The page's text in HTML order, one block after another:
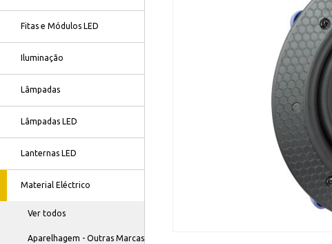
Fitas e Módulos LED
Iluminação
Lâmpadas
Lâmpadas LED
Lanternas LED
Material Eléctrico
Ver todos
Aparelhagem - Outras Marcas